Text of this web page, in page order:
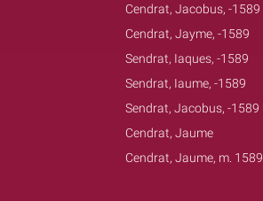
Cendrat, Jacobus, -1589
Cendrat, Jayme, -1589
Sendrat, Iaques, -1589
Sendrat, Iaume, -1589
Sendrat, Jacobus, -1589
Cendrat, Jaume
Cendrat, Jaume, m. 1589